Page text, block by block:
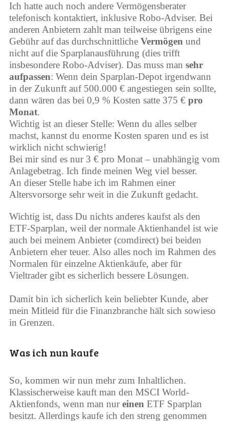
Ich hatte auch noch andere Vermögensberater
telefonisch kontaktiert, inklusive Robo-Adviser. Bei
anderen Anbietern zahlt man teilweise übrigens eine
Gebühr auf das durchschnittliche Vermögen und
nicht auf die Sparplanausführung (dies trifft
insbesondere Robo-Adviser). Das muss man sehr
aufpassen: Wenn dein Sparplan-Depot irgendwann
in der Zukunft auf 500.000 € angestiegen sein sollte,
dann wären das bei 0,9 % Kosten satte 375 € pro
Monat.
Wichtig ist an dieser Stelle: Wenn du alles selber
machst, kannst du enorme Kosten sparen und es ist
wirklich nicht schwierig!
Bei mir sind es nur 3 € pro Monat – unabhängig vom
Anlagebetrag. Ich finde meinen Weg viel besser.
An dieser Stelle habe ich im Rahmen einer
Altersvorsorge sehr weit in die Zukunft gedacht.
Wichtig ist, dass Du nichts anderes kaufst als den
ETF-Sparplan, weil der normale Aktienhandel ist wie
auch bei meinem Anbieter (comdirect) bei beiden
Anbietern eher teuer. Also alles noch im Rahmen des
Normalen für einzelne Aktienkäufe, aber für
Vieltrader gibt es sicherlich bessere Lösungen.
Damit bin ich sicherlich kein beliebter Kunde, aber
mein Mitleid für die Finanzbranche hält sich sowieso
in Grenzen.
Was ich nun kaufe
So, kommen wir nun mehr zum Inhaltlichen.
Klassischerweise kauft man den MSCI World-
Aktienfonds, wenn man nureinen ETF Sparplan
besitzt. Allerdings kaufe ich den streng genommen